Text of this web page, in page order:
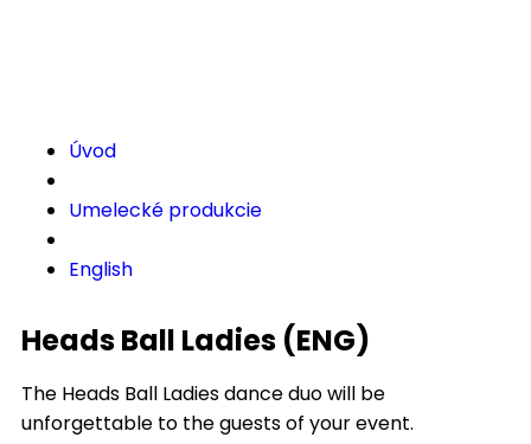
Úvod
Umelecké produkcie
English
Heads Ball Ladies (ENG)
The Heads Ball Ladies dance duo will be
unforgettable to the guests of your event.